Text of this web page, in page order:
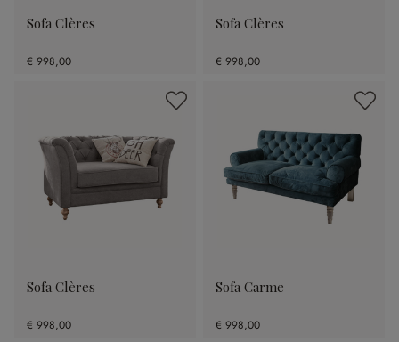
Sofa Clères
€ 998,00
Sofa Clères
€ 998,00
Sofa Clères
€ 998,00
Sofa Carme
€ 998,00